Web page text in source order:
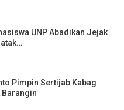
UNP Abadikan Jejak
Pimpin Sertijab Kabag
Barangin